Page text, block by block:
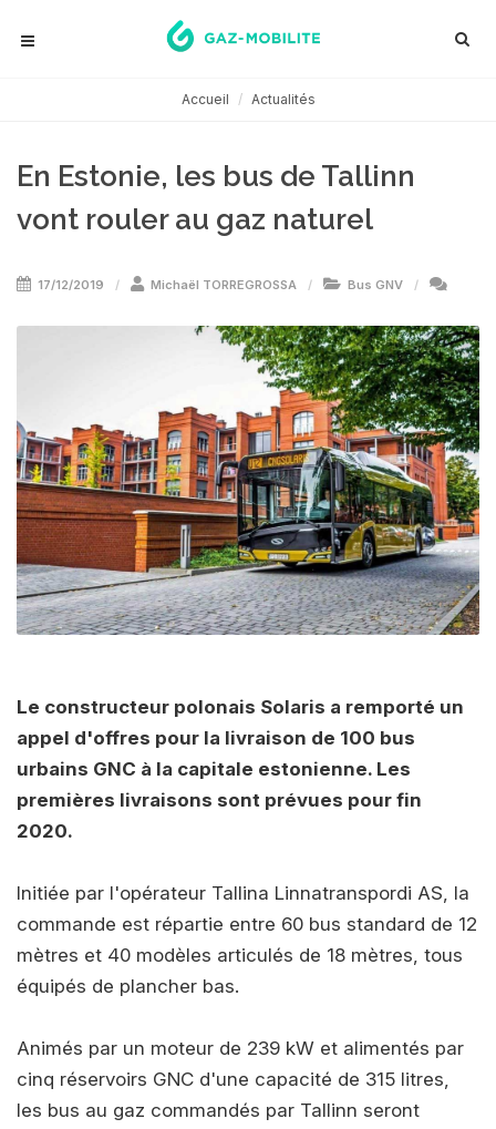
Accueil Actualités
En Estonie, les bus de Tallinn
vont rouler au gaz naturel
17/12/2019 Michaël TORREGROSSA Bus GNV
Le constructeur polonais Solaris a remporté un
appel d'offres pour la livraison de 100 bus
urbains GNC à la capitale estonienne. Les
premières livraisons sont prévues pour fin
2020.
Initiée par l'opérateur Tallina Linnatranspordi AS, la
commande est répartie entre 60 bus standard de 12
mètres et 40 modèles articulés de 18 mètres, tous
équipés de plancher bas.
Animés par un moteur de 239 kW et alimentés par
cinq réservoirs GNC d'une capacité de 315 litres,
les bus au gaz commandés par Tallinn seront